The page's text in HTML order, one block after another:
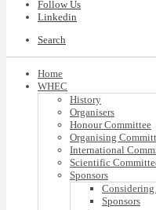
Follow Us
Linkedin
Search
Home
WHEC
History
Organisers
Honour Committee
Organising
International
Scientific
Sponsors
Considering
Sponsors